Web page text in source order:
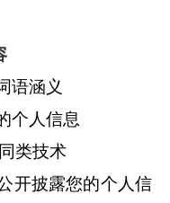
语涵义
个人信息
类技术
开披露您的个人信